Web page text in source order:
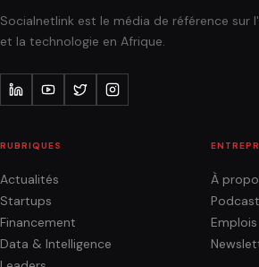
Socialnetlink est le média de référence sur
et la technologie en Afrique.
RUBRIQUES
Actualités
Startups
Financement
Data & Intelligence
À
Emplois